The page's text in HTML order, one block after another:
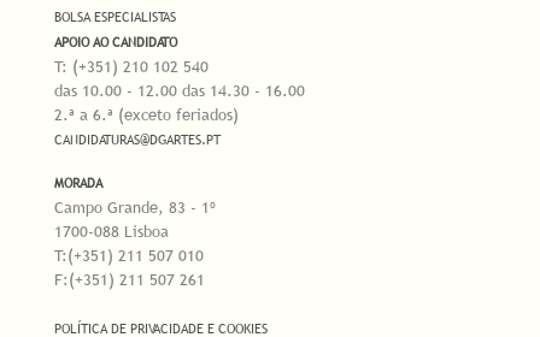
BOLSA ESPECIALISTAS
APOIO AO CANDIDATO
T: (+351) 210 102 540
das 10.00 - 12.00 das 14.30 - 16.00
2.ª a 6.ª (exceto feriados)
CANDIDATURAS@DGARTES.PT
MORADA
Campo Grande, 83 - 1º
1700-088 Lisboa
T:(+351) 211 507 010
F:(+351) 211 507 261
POLÍTICA DE PRIVACIDADE E COOKIES